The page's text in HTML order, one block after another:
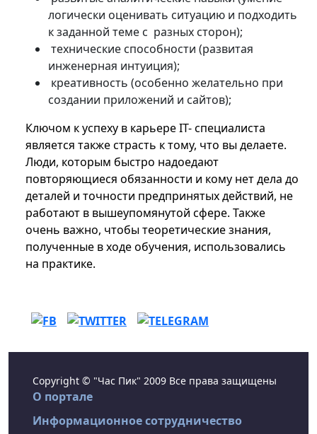
логически оценивать ситуацию и подходить
к заданной теме с разных сторон);
технические способности (развитая
инженерная интуиция);
креативность (особенно желательно при
создании приложений и сайтов);
Ключом к успеху в карьере IT- специалиста
является также страсть к тому, что вы делаете.
Люди, которым быстро надоедают
повторяющиеся обязанности и кому нет дела до
деталей и точности предпринятых действий, не
работают в вышеупомянутой сфере. Также
очень важно, чтобы теоретические знания,
полученные в ходе обучения, использовались
на практике.
Copyright © "Час Пик" 2009 Все права защищены
О портале
Информационное сотрудничество